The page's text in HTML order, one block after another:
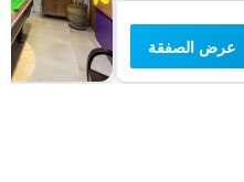
عرض الصفقة